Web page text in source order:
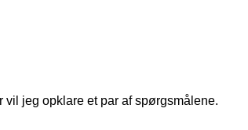
jeg opklare et par af spørgsmålene.